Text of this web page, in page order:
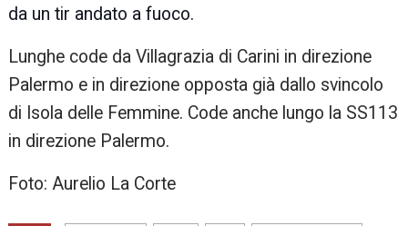
da un tir andato a fuoco.
Lunghe code da Villagrazia di Carini in direzione
Palermo e in direzione opposta già dallo svincolo
di Isola delle Femmine. Code anche lungo la SS113
in direzione Palermo.
Foto: Aurelio La Corte